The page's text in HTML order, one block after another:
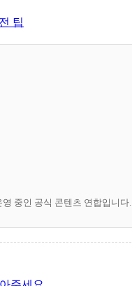
팁
중인 공식 콘텐츠 연합입니다.